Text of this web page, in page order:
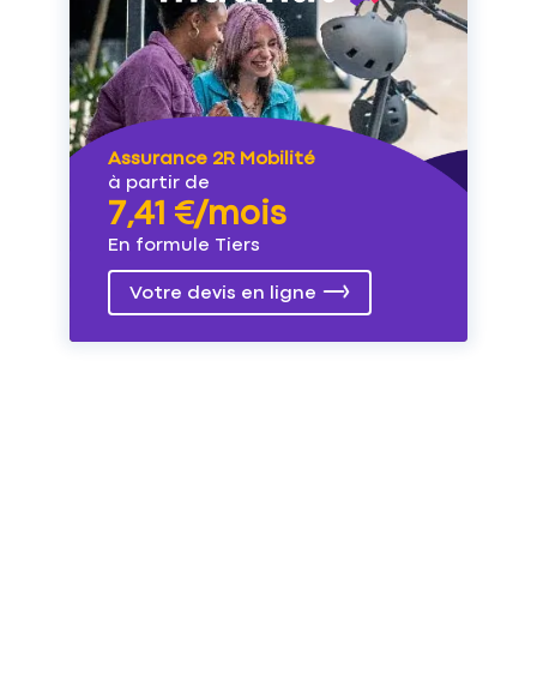
Assurance 2R Mobilité
à partir de
7,41 €/mois
En formule Tiers
Votre devis en ligne